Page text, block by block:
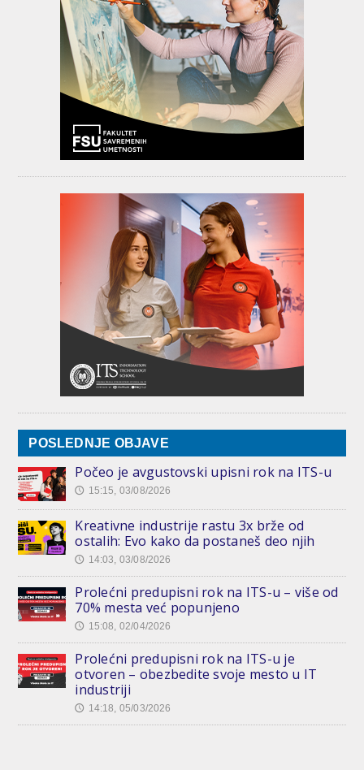
POSLEDNJE OBJAVE
Počeo je avgustovski upisni rok na ITS-u
🕔 15:15, 03/08/2026
Kreativne industrije rastu 3x brže od
ostalih: Evo kako da postaneš deo njih
🕔 14:03, 03/08/2026
Prolećni predupisni rok na ITS-u – više od
70% mesta već popunjeno
🕔 15:08, 02/04/2026
Prolećni predupisni rok na ITS-u je
otvoren – obezbedite svoje mesto u IT
industriji
🕔 14:18, 05/03/2026